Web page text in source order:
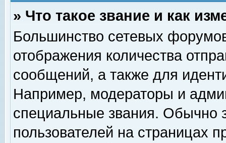
» Что такое звание и как
Большинство сетевых
отображения количества
сообщений, а также для
Например, модераторы и
специальные звания. Обычно
пользователей на страницах